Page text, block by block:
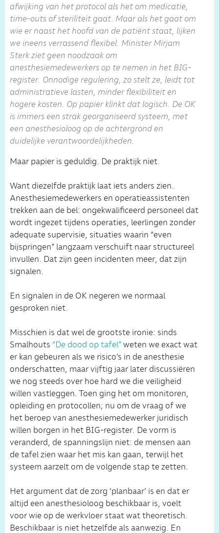
afwijking van het protocol als het om medicatie,
time-outs of steriliteit gaat. Maar als het gaat om
wie er naast het hoofd van de patiënt staat, lijken
we ineens verrassend flexibel. Minister Mirjam
Sterk ziet geen noodzaak om
anesthesiemedewerkers op te nemen in het BIG-
register. Onnodige regulering, zo stelt ze, leidt tot
administratieve lasten, minder flexibiliteit en
hogere kosten. Op papier klinkt dat logisch. De OK
is immers een strak georganiseerd systeem, met
een anesthesioloog op de achtergrond en
duidelijke verantwoordelijkheden.
Maar papier is geduldig. De praktijk niet.
Want diezelfde praktijk laat iets anders zien.
Anesthesiemedewerkers en operatieassistenten
trekken aan de bel: ongekwalificeerd personeel dat
wordt ingezet tijdens operaties, leerlingen zonder
adequate supervisie, situaties waarin “even
bijspringen” langzaam verschuift naar structureel
invullen. Dat zijn geen incidenten meer, dat zijn
signalen.
En signalen in de OK negeren we normaal
gesproken niet.
Misschien is dat wel de grootste ironie: sinds
Smalhouts “De dood op tafel” weten we exact wat
er kan gebeuren als we risico’s in de anesthesie
onderschatten, maar vijftig jaar later discussiëren
we nog steeds over hoe hard we die veiligheid
willen vastleggen. Toen ging het om monitoren,
opleiding en protocollen; nu om de vraag of we
het beroep van anesthesiemedewerker juridisch
willen borgen in het BIG-register. De vorm is
veranderd, de spanningslijn niet: de mensen aan
de tafel zien waar het mis kan gaan, terwijl het
systeem aarzelt om de volgende stap te zetten.
Het argument dat de zorg ‘planbaar’ is en dat er
altijd een anesthesioloog beschikbaar is, voelt
voor wie op de werkvloer staat wat theoretisch.
Beschikbaar is niet hetzelfde als aanwezig. En